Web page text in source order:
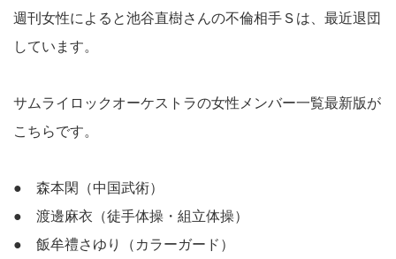
週刊女性によると池谷直樹さんの不倫相手Ｓは、最近退団
しています。
サムライロックオーケストラの女性メンバー一覧最新版が
こちらです。
● 森本閑（中国武術）
● 渡邊麻衣（徒手体操・組立体操）
● 飯牟禮さゆり（カラーガード）